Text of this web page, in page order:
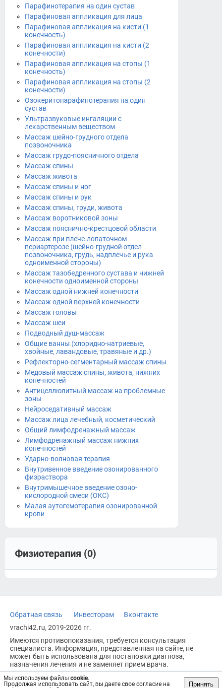
Мы используем файлы cookie.
Продолжая использовать сайт, вы даете свое согласие на
Принять
Парафинотерапия на один сустав
Парафиновая аппликация для лица
Парафиновая аппликация на кисти (1
конечность)
Парафиновая аппликация на кисти (2
конечности)
Парафиновая аппликация на стопы (1
конечность)
Парафиновая аппликация на стопы (2
конечности)
Озокеритопарафинотерапия на один
сустав
Ультразвуковые ингаляции с
лекарственным веществом
Массаж шейно-грудного отдела
позвоночника
Массаж грудо-поясничного отдела
Массаж спины
Массаж живота
Массаж спины и ног
Массаж спины и рук
Массаж спины, груди, живота
Массаж воротниковой зоны
Массаж пояснично-крестцовой области
Массаж при плече-лопаточном
периартерозе (шейно-грудной отдел
позвоночника, грудь, надплечье и рука
одноименной стороны)
Массаж тазобедренного сустава и нижней
конечности одноименной стороны
Массаж одной нижней конечности
Массаж одной верхней конечности
Массаж головы
Массаж шеи
Подводный душ-массаж
Общие ванны (хлоридно-натриевые,
хвойные, лавандовые, травяные и др.)
Рефлекторно-сегментарный массаж спины
Медовый массаж спины, живота, нижних
конечностей
Антицеллюлитный массаж на проблемные
зоны
Нейроседативный массаж
Массаж лица лечебный, косметический
Общий лимфодренажный массаж
Лимфодренажный массаж нижних
конечностей
Ударно-волновая терапия
Внутривенное введение озонированного
физраствора
Внутримышечное введение озоно-
кислородной смеси (ОКС)
Малая аутогемотерапия озонированной
крови
Физиотерапия (0)
Обратная связь Инвесторам
Вконтакте
vrachi42.ru, 2019-2026 гг.
Имеются противопоказания, требуется консультация
специалиста. Информация, представленная на сайте, не
может быть использована для постановки диагноза,
назначения лечения и не заменяет прием врача.
Возрастное ограничение: 18+